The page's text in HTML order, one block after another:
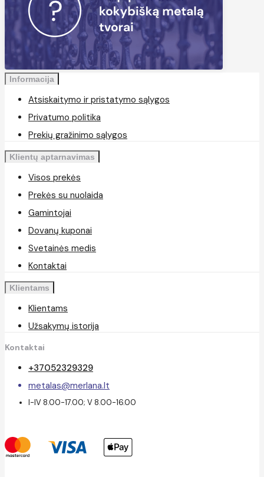
Informacija
Atsiskaitymo ir pristatymo sąlygos
Privatumo politika
Prekių gražinimo sąlygos
Klientų aptarnavimas
Visos prekės
Prekės su nuolaida
Gamintojai
Dovanų kuponai
Svetainės medis
Kontaktai
Klientams
Klientams
Užsakymų istorija
Kontaktai
+37052329329
metalas@merlana.lt
I-IV 8.00-17.00; V 8.00-16.00